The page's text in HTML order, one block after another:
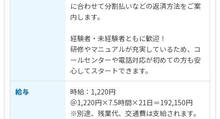
に合わせて分割払いなどの返済方法をご案
内します。
経験者・未経験者ともに歓迎！
研修やマニュアルが充実しているため、コ
ールセンターや電話対応が初めての方も安
心してスタートできます。
給与
時給：1,220円
＠1,220円×7.5時間×21日＝192,150円
※別途、残業代、交通費は支給されます。